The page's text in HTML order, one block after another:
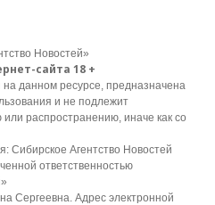
Новостей»
сайта 18 +
данном ресурсе, предназначена
и не подлежит
распространению, иначе как со
Сибирское Агентство Новостей
ответственностью
Сергеевна. Адрес электронной